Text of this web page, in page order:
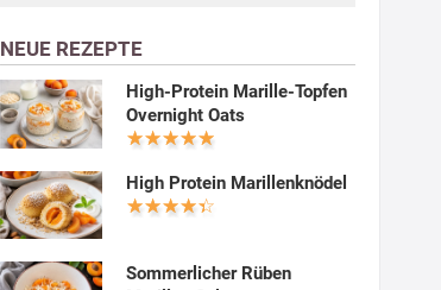
NEUE REZEPTE
High-Protein Marille-Topfen
Overnight Oats
High Protein Marillenknödel
Sommerlicher Rüben